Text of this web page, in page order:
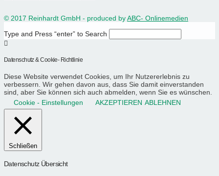
© 2017 Reinhardt GmbH - produced byABC- Onlinemedien
Type and Press “enter” to Search
Datenschutz & Cookie- Richtlinie
Diese Website verwendet Cookies, um Ihr Nutzererlebnis zu
verbessern. Wir gehen davon aus, dass Sie damit einverstanden
sind, aber Sie können sich auch abmelden, wenn Sie es wünschen.
Cookie - Einstellungen
AKZEPTIEREN ABLEHNEN
Schließen
Datenschutz Übersicht